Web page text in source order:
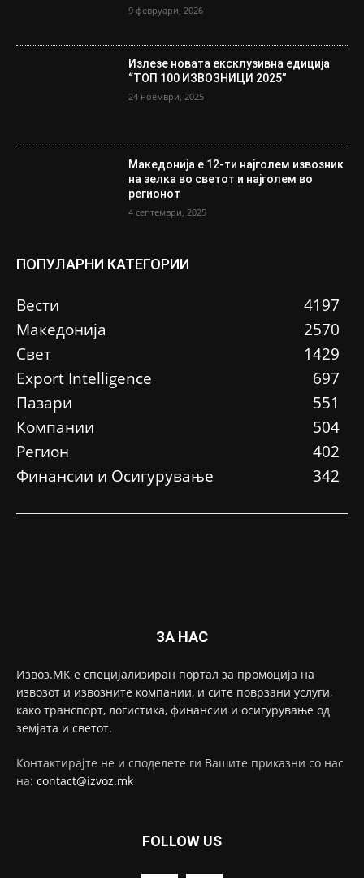
9 февруари, 2026
Излезе новата ексклузивна едиција
“ТОП 100 ИЗВОЗНИЦИ 2025”
24 ноември, 2025
Македонија е 12-ти најголем извозник
на зелка во светот и најголем во
регионот
4 септември, 2025
ПОПУЛАРНИ КАТЕГОРИИ
Вести
4197
Македонија
2570
Свет
1429
Еxport Intelligence
697
Пазари
551
Компании
504
Регион
402
Финансии и Осигурување
342
ЗА НАС
Извоз.МК е специјализиран портал за промоција на
извозот и извозните компании, и сите поврзани услуги,
како транспорт, логистика, финансии и осигурување од
земјата и светот.
Контактирајте не и споделете ги Вашите приказни со нас
на: contact@izvoz.mk
FOLLOW US